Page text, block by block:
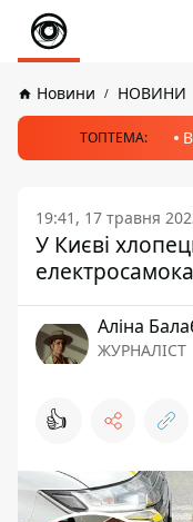
Новини НОВИНИ
ТОПТЕМА:
19:41, 17 травня
У Києві
Аліна
ЖУРНАЛІСТ
👍